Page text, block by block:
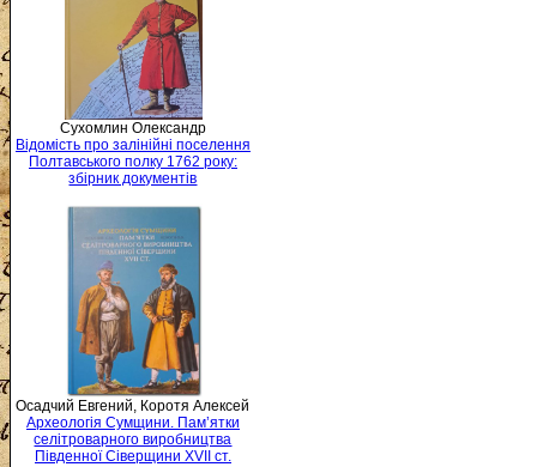
Сухомлин Олександр
Відомість про залінійні поселення
Полтавського полку 1762 року:
збірник документів
Осадчий Евгений, Коротя Алексей
Археологія Сумщини. Пам’ятки
селітроварного виробництва
Південної Сіверщини XVII ст.